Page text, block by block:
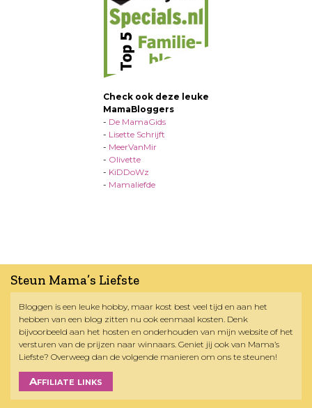
Check ook deze leuke
MamaBloggers
- De MamaGids
- Lisette Schrijft
- MeerVanMir
- Olivette
- KiDDoWz
- Mamaliefde
Steun Mama’s Liefste
Bloggen is een leuke hobby, maar kost best veel tijd en aan het
hebben van een blog zitten nu ook eenmaal kosten. Denk
bijvoorbeeld aan het hosten en onderhouden van mijn website of het
versturen van de prijzen naar winnaars. Geniet jij ook van Mama’s
Liefste? Overweeg dan de volgende manieren om ons te steunen!
Affiliate links